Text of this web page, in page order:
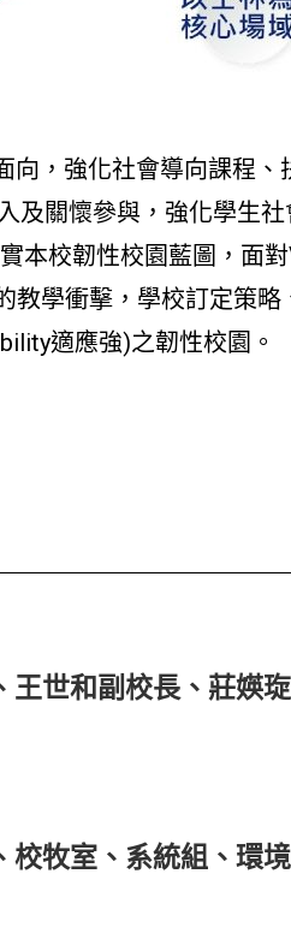
向，強化社會導向課程、
及關懷參與，強化學生
本校韌性校園藍圖，面
學衝擊，學校訂定策略
適應強)之韌性校園。
王世和副校長、莊媖
牧室、系統組、環